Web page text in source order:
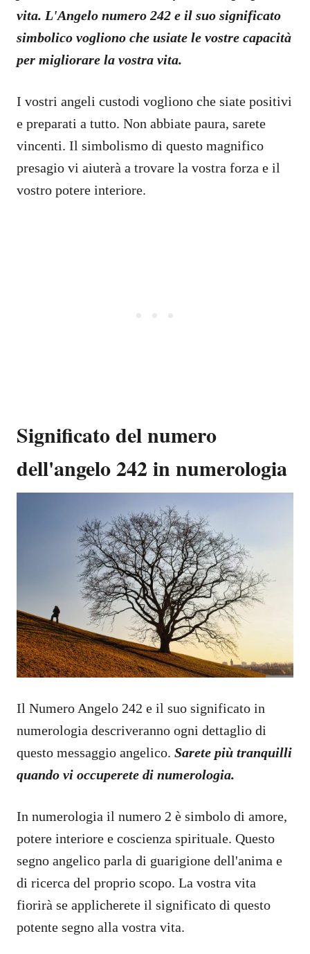
vita. L'Angelo numero 242 e il suo significato
simbolico vogliono che usiate le vostre capacità
per migliorare la vostra vita.
I vostri angeli custodi vogliono che siate positivi
e preparati a tutto. Non abbiate paura, sarete
vincenti. Il simbolismo di questo magnifico
presagio vi aiuterà a trovare la vostra forza e il
vostro potere interiore.
Significato del numero
dell'angelo 242 in numerologia
Il Numero Angelo 242 e il suo significato in
numerologia descriveranno ogni dettaglio di
questo messaggio angelico. Sarete più tranquilli
quando vi occuperete di numerologia.
In numerologia il numero 2 è simbolo di amore,
potere interiore e coscienza spirituale. Questo
segno angelico parla di guarigione dell'anima e
di ricerca del proprio scopo. La vostra vita
fiorirà se applicherete il significato di questo
potente segno alla vostra vita.